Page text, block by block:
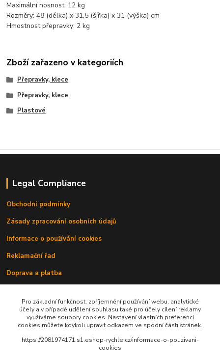
Maximální nosnost: 12 kg
Rozměry: 48 (délka) x 31,5 (šířka) x 31 (výška) cm
Hmostnost přepravky: 2 kg
Zboží zařazeno v kategoriích
Přepravky, klece
Přepravky, klece
Plastové
Legal Compliance
Obchodní podmínky
Zásady zpracování osobních údajů
Informace o používání cookies
Reklamační řad
Doprava a platba
Pro základní funkčnost, zpříjemnění používání webu, analytické
účely a v případě udělení souhlasu také pro účely cílení reklamy
využíváme soubory cookies. Nastavení vlastních preferencí
cookies můžete kdykoli upravit odkazem ve spodní části stránek.
https://2081974171.s1.eshop-rychle.cz/informace-o-pouzivani-
cookies